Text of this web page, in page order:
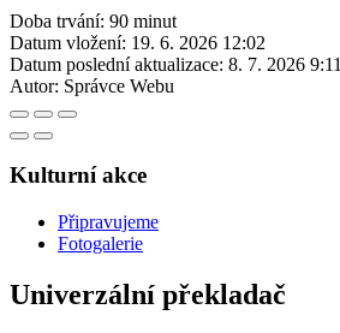
Doba trvání: 90 minut
Datum vložení: 19. 6. 2026 12:02
Datum poslední aktualizace: 8. 7. 2026 9:11
Autor: Správce Webu
Kulturní akce
Připravujeme
Fotogalerie
Univerzální překladač